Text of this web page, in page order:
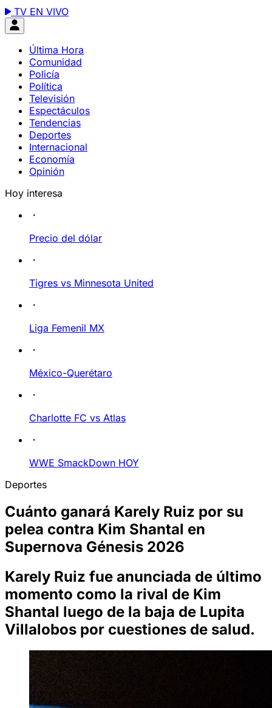
TV EN VIVO
Última Hora
Comunidad
Policía
Política
Televisión
Espectáculos
Tendencias
Deportes
Internacional
Economía
Opinión
Hoy interesa
Precio del dólar
Tigres vs Minnesota United
Liga Femenil MX
México-Querétaro
Charlotte FC vs Atlas
WWE SmackDown HOY
Deportes
Cuánto ganará Karely Ruiz por su
pelea contra Kim Shantal en
Supernova Génesis 2026
Karely Ruiz fue anunciada de último
momento como la rival de Kim
Shantal luego de la baja de Lupita
Villalobos por cuestiones de salud.